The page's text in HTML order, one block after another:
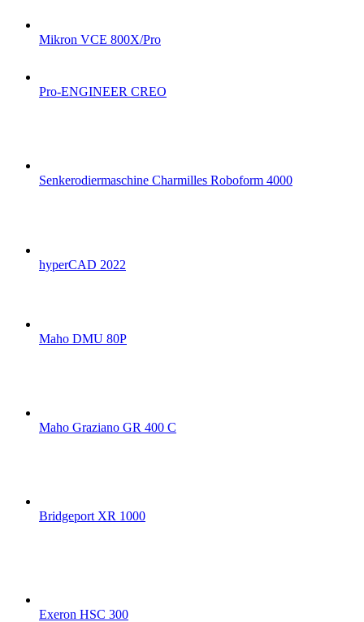
Mikron VCE 800X/Pro
Pro-ENGINEER CREO
Senkerodiermaschine Charmilles Roboform 4000
hyperCAD 2022
Maho DMU 80P
Maho Graziano GR 400 C
Bridgeport XR 1000
Exeron HSC 300